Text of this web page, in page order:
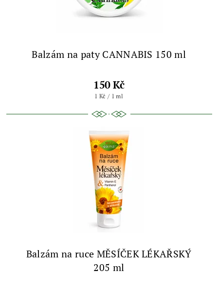
Balzám na paty CANNABIS 150 ml
150 Kč
1 Kč / 1 ml
Balzám na ruce MĚSÍČEK LÉKAŘSKÝ
205 ml